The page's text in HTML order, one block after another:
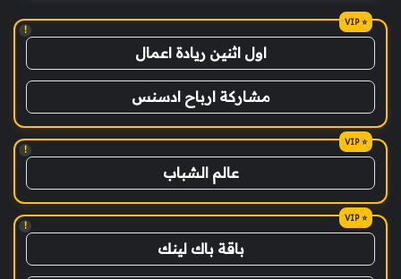
!
اول اثنين ريادة اعمال
مشاركة ارباح ادسنس
!
عالم الشباب
!
باقة باك لينك